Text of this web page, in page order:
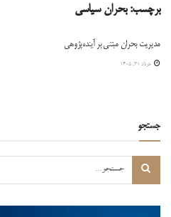
برچسب:بحران سیاسی
مدیریت بحران مبتنی بر آینده‌پژوهی
خرداد ۳۱, ۱۴۰۵
جستجو